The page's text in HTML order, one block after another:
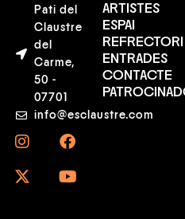
Pati del
Claustre
del
Carme,
50 -
07701
info@esclaustre.com
ARTISTES
ESPAI
REFRECTORI
ENTRADES
CONTACTE